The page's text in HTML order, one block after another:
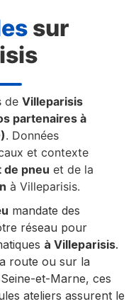
sur
deVilleparisis
partenaires à
. Données
et contexte
de pneu et de la
à Villeparisis.
mandate des
réseau pour
à Villeparisis.
route ou sur la
et-Marne, ces
ateliers assurent le